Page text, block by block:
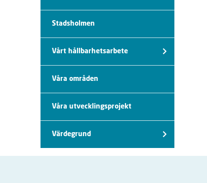
Stadsholmen
Vårt hållbarhetsarbete
Våra områden
Våra utvecklingsprojekt
Värdegrund